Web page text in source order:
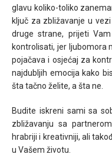
glavu koliko-toliko
ključ za zbližavanje u
druge strane, prijeti
kontrolisati, jer ljubomora
pojačava i osjećaj za
najdubljih emocija kako
šta tačno želite, a šta ne.
Budite iskreni sami sa
zbližavanju sa
hrabriji i kreativniji, ali
u Vašem životu.